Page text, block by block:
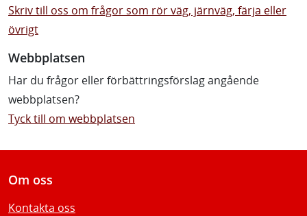
Skriv till oss om frågor som rör väg, järnväg, färja eller
övrigt
Webbplatsen
Har du frågor eller förbättringsförslag angående
webbplatsen?
Tyck till om webbplatsen
Om oss
Kontakta oss